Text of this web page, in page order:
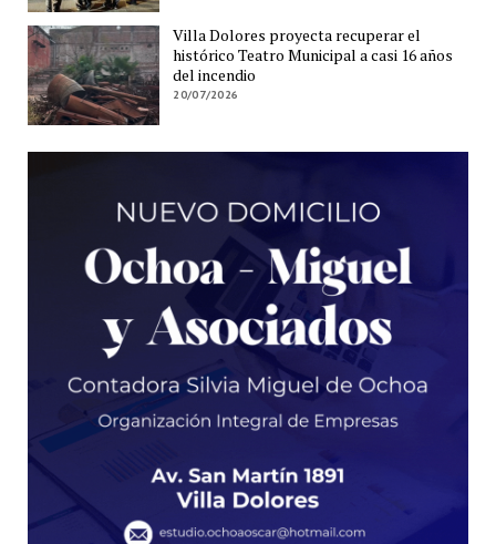
Villa Dolores proyecta recuperar el
histórico Teatro Municipal a casi 16 años
del incendio
20/07/2026